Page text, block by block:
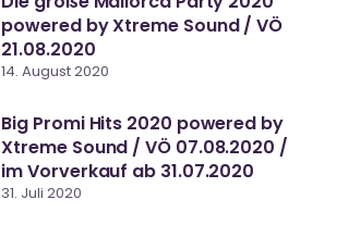
powered by Xtreme Sound / VÖ
21.08.2020
14. August 2020
Big Promi Hits 2020 powered by
Xtreme Sound / VÖ 07.08.2020 /
im Vorverkauf ab 31.07.2020
31. Juli 2020